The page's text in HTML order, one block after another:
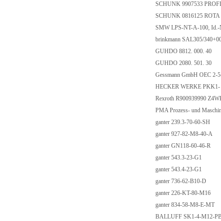
SCHUNK 9907533
SCHUNK 0816125
SMW LPS-NT-A-100,
brinkmann SAL305/
GUHDO 8812. 000. 40
GUHDO 2080. 501. 30
Gessmann GmbH OEC
HECKER WERKE
Rexroth R900939990
PMA Prozess- und
ganter 239.3-70-60-SH
ganter 927-82-M8-40-A
ganter GN118-60-46-R
ganter 543.3-23-G1
ganter 543.4-23-G1
ganter 736-62-B10-D
ganter 226-KT-80-M16
ganter 834-58-M8-E-MT
BALLUFF SK1-4-M12-